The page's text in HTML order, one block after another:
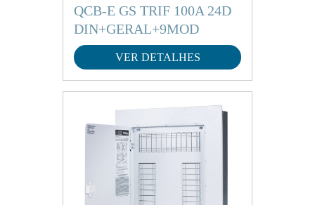
QCB-E GS TRIF 100A 24D
DIN+GERAL+9MOD
VER DETALHES